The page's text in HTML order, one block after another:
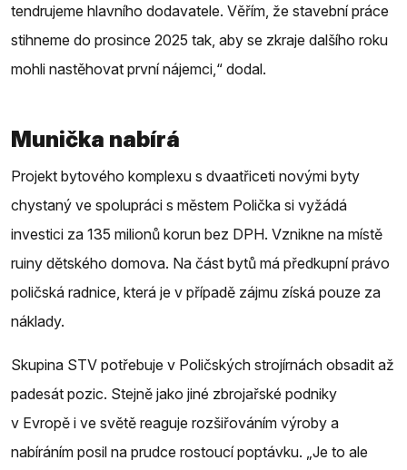
tendrujeme hlavního dodavatele. Věřím, že stavební práce
stihneme do prosince 2025 tak, aby se zkraje dalšího roku
mohli nastěhovat první nájemci,“ dodal.
Munička nabírá
Projekt bytového komplexu s dvaatřiceti novými byty
chystaný ve spolupráci s městem Polička si vyžádá
investici za 135 milionů korun bez DPH. Vznikne na místě
ruiny dětského domova. Na část bytů má předkupní právo
poličská radnice, která je v případě zájmu získá pouze za
náklady.
Skupina STV potřebuje v Poličských strojírnách obsadit až
padesát pozic. Stejně jako jiné zbrojařské podniky
v Evropě i ve světě reaguje rozšiřováním výroby a
nabíráním posil na prudce rostoucí poptávku. „Je to ale